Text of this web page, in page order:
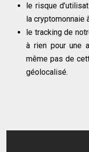
le risque
la cryptomonnaie
le tracking de
à rien pour une
même pas de
géolocalisé.